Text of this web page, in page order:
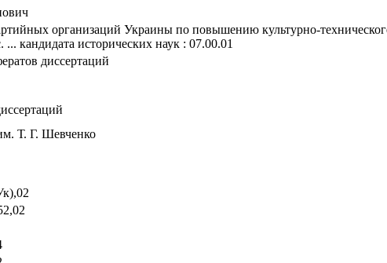
организаций Украины по повышению культурно-
... кандидата исторических наук : 07.00.01
диссертаций
Т. Г. Шевченко